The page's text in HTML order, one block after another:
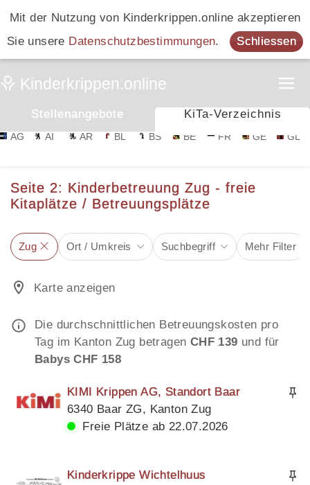
Mit der Nutzung von Kinderkrippen.online akzeptieren
Sie unsere Datenschutzbestimmungen. Schliessen
Stellenangebote KiTa-Verzeichnis
AG AI AR BL BS BE FR GE GL
Seite 2: Kinderbetreuung Zug - freie
Kitaplätze / Betreuungsplätze
Zug Ort / Umkreis Suchbegriff Mehr Filter
Karte anzeigen
Die durchschnittlichen Betreuungskosten pro
Tag im Kanton Zug betragen CHF 139 und für
Babys CHF 158
KIMI Krippen AG, Standort Baar
6340 Baar ZG, Kanton Zug
Freie Plätze ab 22.07.2026
Kinderkrippe Wichtelhuus